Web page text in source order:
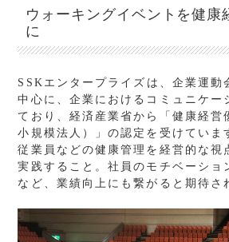
ウォーキングイベントを健康
に
SSKエンタープライズは、企業運動
中心に、企業におけるコミュニケー
ており、経済産業省から「健康経営
小規模法人）」の認定を受けていま
従業員などの健康管理を経営的な視
実践すること。社員のモチベーショ
など、業績向上にも繋がると期待さ